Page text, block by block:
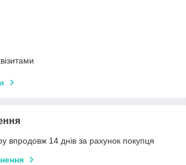
впродовж 14 днів за рахунок покупця